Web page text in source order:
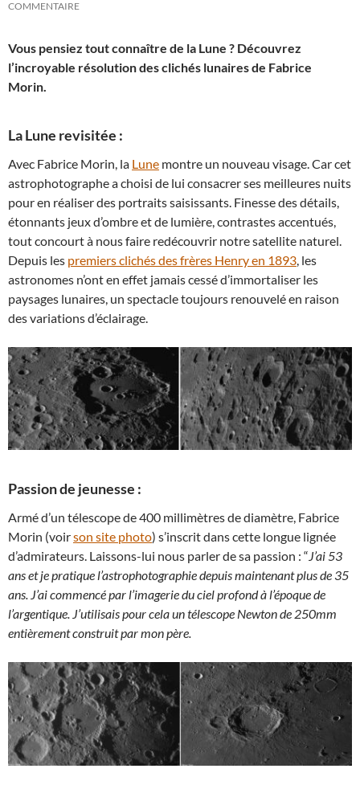
COMMENTAIRE
Vous pensiez tout connaître de la Lune ? Découvrez
l’incroyable résolution des clichés lunaires de Fabrice
Morin.
La Lune revisitée :
Avec Fabrice Morin, la Lune montre un nouveau visage. Car cet
astrophotographe a choisi de lui consacrer ses meilleures nuits
pour en réaliser des portraits saisissants. Finesse des détails,
étonnants jeux d’ombre et de lumière, contrastes accentués,
tout concourt à nous faire redécouvrir notre satellite naturel.
Depuis les premiers clichés des frères Henry en 1893, les
astronomes n’ont en effet jamais cessé d’immortaliser les
paysages lunaires, un spectacle toujours renouvelé en raison
des variations d’éclairage.
Passion de jeunesse :
Armé d’un télescope de 400 millimètres de diamètre, Fabrice
Morin (voirson site photo) s’inscrit dans cette longue lignée
d’admirateurs. Laissons-lui nous parler de sa passion : “J’ai 53
ans et je pratique l’astrophotographie depuis maintenant plus de 35
ans. J’ai commencé par l’imagerie du ciel profond à l’époque de
l’argentique. J’utilisais pour cela un télescope Newton de 250mm
entièrement construit par mon père.